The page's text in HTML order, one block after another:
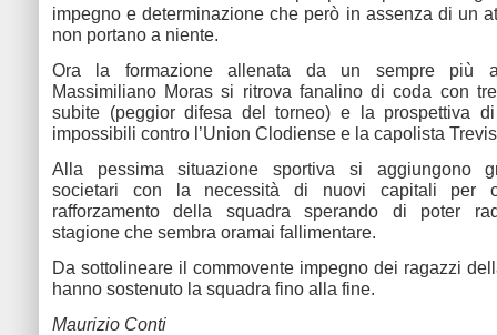
impegno e determinazione che però in assenza di un
non portano a niente.
Ora la formazione allenata da un sempre più
Massimiliano Moras si ritrova fanalino di coda con
subite (peggior difesa del torneo) e la prospettiva
impossibili contro l’Union Clodiense e la capolista
Alla pessima situazione sportiva si aggiungono
societari con la necessità di nuovi capitali per
rafforzamento della squadra sperando di poter
stagione che sembra oramai fallimentare.
Da sottolineare il commovente impegno dei ragazzi
hanno sostenuto la squadra fino alla fine.
Maurizio Conti